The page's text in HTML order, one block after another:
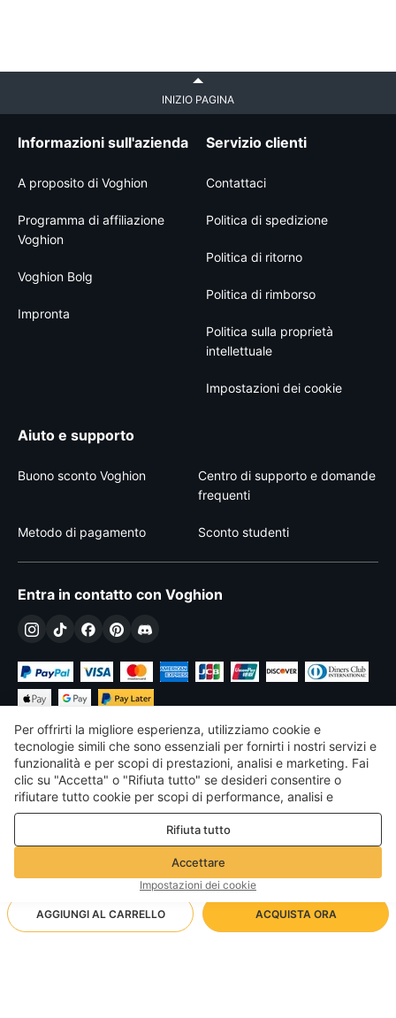
AGGIUNGI AL CARRELLO ACQUISTA ORA
INIZIO PAGINA
Informazioni sull'azienda
A proposito di Voghion
Programma di affiliazione
Voghion
Voghion Bolg
Impronta
Servizio clienti
Contattaci
Politica di spedizione
Politica di ritorno
Politica di rimborso
Politica sulla proprietà
intellettuale
Impostazioni dei cookie
Aiuto e supporto
Buono sconto Voghion
Centro di supporto e domande
frequenti
Metodo di pagamento Sconto studenti
Entra in contatto con Voghion
€ EUR Italy
©2026 Voghion
Termini & Condizioni
Politica sulla privacy e sui cookie
Linee guida della community
Per offrirti la migliore esperienza, utilizziamo cookie e
tecnologie simili che sono essenziali per fornirti i nostri servizi e
funzionalità e per scopi di prestazioni, analisi e marketing. Fai
clic su "Accetta" o "Rifiuta tutto" se desideri consentire o
rifiutare tutto cookie per scopi di performance, analisi e
marketing. Per maggiori dettagli consultare la nostraPolitica
Rifiuta tutto
Accettare
Impostazioni dei cookie